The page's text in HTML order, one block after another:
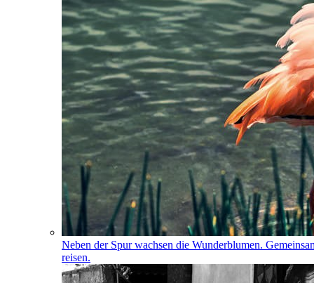
Neben der Spur wachsen die Wunderblumen.
reisen.